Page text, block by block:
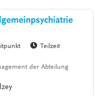
Teilzeit
der Abteilung